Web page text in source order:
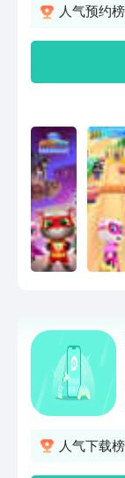
人气预约
人气下载